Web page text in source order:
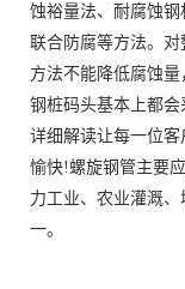
蚀裕量法、耐腐蚀
联合防腐等方法。
方法不能降低腐蚀
钢桩码头基本上都
详细解读让每一位
愉快!螺旋钢管主要
力工业、农业灌溉
一。